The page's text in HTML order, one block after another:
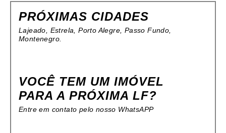
PRÓXIMAS CIDADES
Lajeado, Estrela, Porto Alegre, Passo Fundo,
Montenegro.
VOCÊ TEM UM IMÓVEL
PARA A PRÓXIMA LF?
Entre em contato pelo nosso WhatsAPP